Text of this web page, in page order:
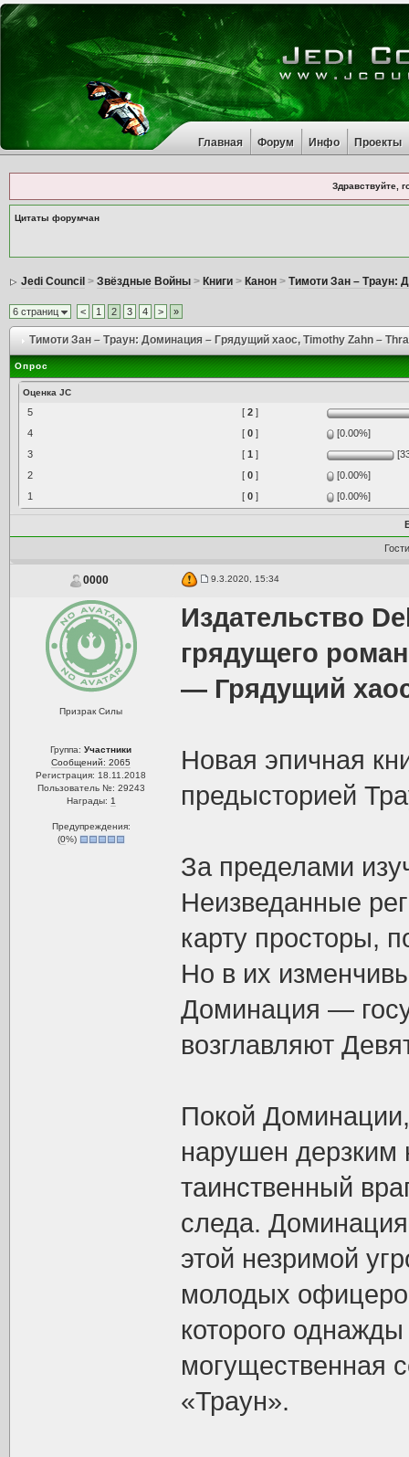
Главная Форум Инфо Проекты
Здравствуйте,
Цитаты форумчан
Jedi Council > Звёздные Войны> Книги> Канон> Тимоти Зан – Траун:
6 страниц < 1 2 3 4 > »
Тимоти Зан – Траун: Доминация – Грядущий хаос, Timothy Zahn –
Опрос
Оценка JС
5 [ 2]
4
[ 0]
[0.00%]
3
[ 1 ]
2
[ 0]
[0.00%]
1
[ 0] [0.00%]
0000 9.3.2020, 15:34
Призрак Силы
Группа:Участники
Сообщений: 2065
Регистрация: 18.11.2018
Пользователь №: 29243
Награды: 1
Предупреждения:
(0%)
Издательство
грядущего
— Грядущий
Новая эпичная
предысторией
За пределами
Неизведанные
карту просторы,
Но в их
Доминация —
возглавляют
Покой
нарушен дерзким
таинственный
следа. Доминация
этой незримой
молодых
которого
могущественная
«Траун».